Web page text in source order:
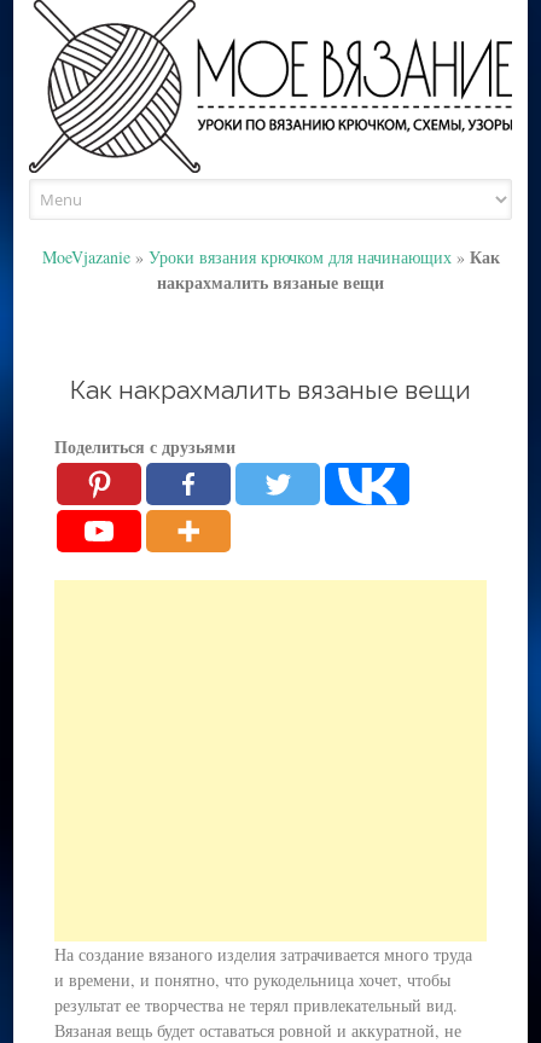
to
MoeVjazanie» Уроки вязания крючком для начинающих» Как
накрахмалить вязаные вещи
Как накрахмалить вязаные вещи
Поделиться с друзьями
На создание вязаного изделия затрачивается много труда
и времени, и понятно, что рукодельница хочет, чтобы
результат ее творчества не терял привлекательный вид.
Вязаная вещь будет оставаться ровной и аккуратной, не